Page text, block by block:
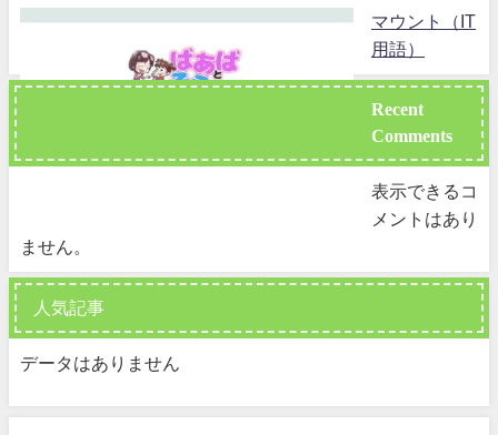
マウント（IT
用語）
Recent
Comments
表示できるコ
メントはあり
ません。
人気記事
データはありません